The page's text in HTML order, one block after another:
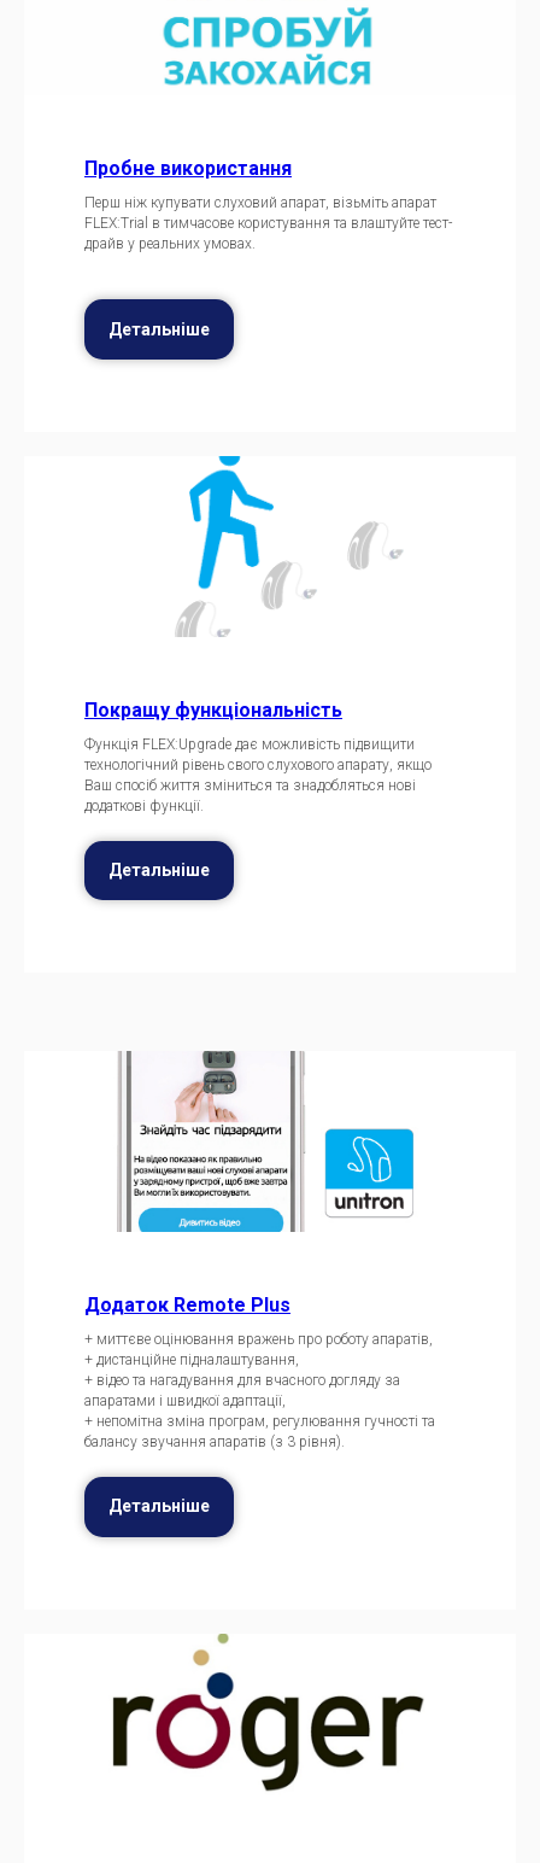
Пробне використання
Перш ніж купувати слуховий апарат, візьміть апарат
FLEX:Trial в тимчасове користування та влаштуйте тест-
драйв у реальних умовах.
Детальніше
Покращу функціональність
Функція FLEX:Upgrade дає можливість підвищити
технологічний рівень свого слухового апарату, якщо
Ваш спосіб життя зміниться та знадобляться нові
додаткові функції.
Детальніше
Додаток Remote Plus
+ миттєве оцінювання вражень про роботу апаратів,
+ дистанційне підналаштування,
+ відео та нагадування для вчасного догляду за
апаратами і швидкої адаптації,
+ непомітна зміна програм, регулювання гучності та
балансу звучання апаратів (з 3 рівня).
Детальніше